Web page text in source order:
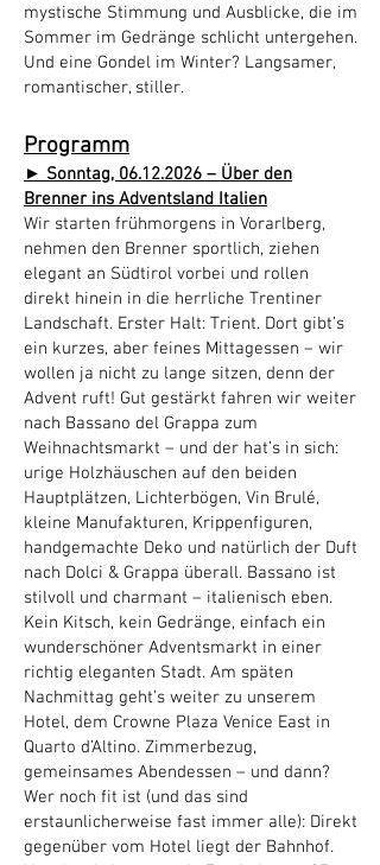
mystische Stimmung und Ausblicke, die im
Sommer im Gedränge schlicht untergehen.
Und eine Gondel im Winter? Langsamer,
romantischer, stiller.
Programm
► Sonntag, 06.12.2026 – Über den
Brenner ins Adventsland Italien
Wir starten frühmorgens in Vorarlberg,
nehmen den Brenner sportlich, ziehen
elegant an Südtirol vorbei und rollen
direkt hinein in die herrliche Trentiner
Landschaft. Erster Halt: Trient. Dort gibt’s
ein kurzes, aber feines Mittagessen – wir
wollen ja nicht zu lange sitzen, denn der
Advent ruft! Gut gestärkt fahren wir weiter
nach Bassano del Grappa zum
Weihnachtsmarkt – und der hat’s in sich:
urige Holzhäuschen auf den beiden
Hauptplätzen, Lichterbögen, Vin Brulé,
kleine Manufakturen, Krippenfiguren,
handgemachte Deko und natürlich der Duft
nach Dolci & Grappa überall. Bassano ist
stilvoll und charmant – italienisch eben.
Kein Kitsch, kein Gedränge, einfach ein
wunderschöner Adventsmarkt in einer
richtig eleganten Stadt. Am späten
Nachmittag geht’s weiter zu unserem
Hotel, dem Crowne Plaza Venice East in
Quarto d’Altino. Zimmerbezug,
gemeinsames Abendessen – und dann?
Wer noch fit ist (und das sind
erstaunlicherweise fast immer alle): Direkt
gegenüber vom Hotel liegt der Bahnhof.